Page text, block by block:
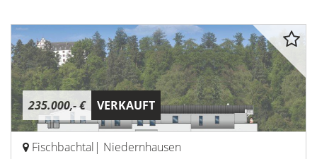
235.000,- € VERKAUFT
Fischbachtal| Niedernhausen